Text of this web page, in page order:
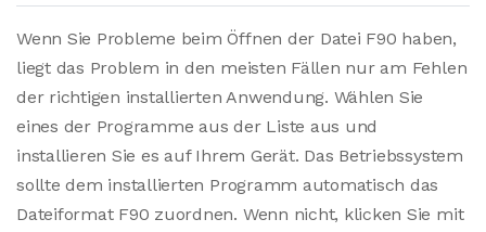
Wenn Sie Probleme beim Öffnen der Datei F90 haben,
liegt das Problem in den meisten Fällen nur am Fehlen
der richtigen installierten Anwendung. Wählen Sie
eines der Programme aus der Liste aus und
installieren Sie es auf Ihrem Gerät. Das Betriebssystem
sollte dem installierten Programm automatisch das
Dateiformat F90 zuordnen. Wenn nicht, klicken Sie mit